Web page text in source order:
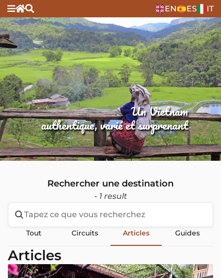
EN ES IT
Un Vietnam
authentique, varié et surprenant
Rechercher une destination
- 1 result
Tout Circuits Articles Guides
Articles